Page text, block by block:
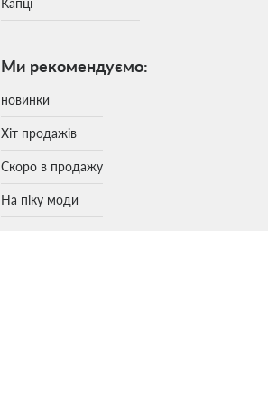
Капці
Ми рекомендуємо:
новинки
Хіт продажів
Скоро в продажу
На піку моди